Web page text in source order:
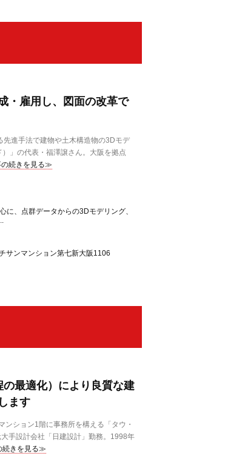
・雇用し、図面の改革で
進手法で建物や土木構造物の3Dモデ
」の代表・福澤譲さん。大阪を拠点
の続きを見る≫
に、点群データからの3Dモデリング、
ンマンション第七新大阪1106
最適化）により良質な建
ます
ション1階に事務所を構える「タウ・
手設計会社「日建設計」勤務。1998年
続きを見る≫